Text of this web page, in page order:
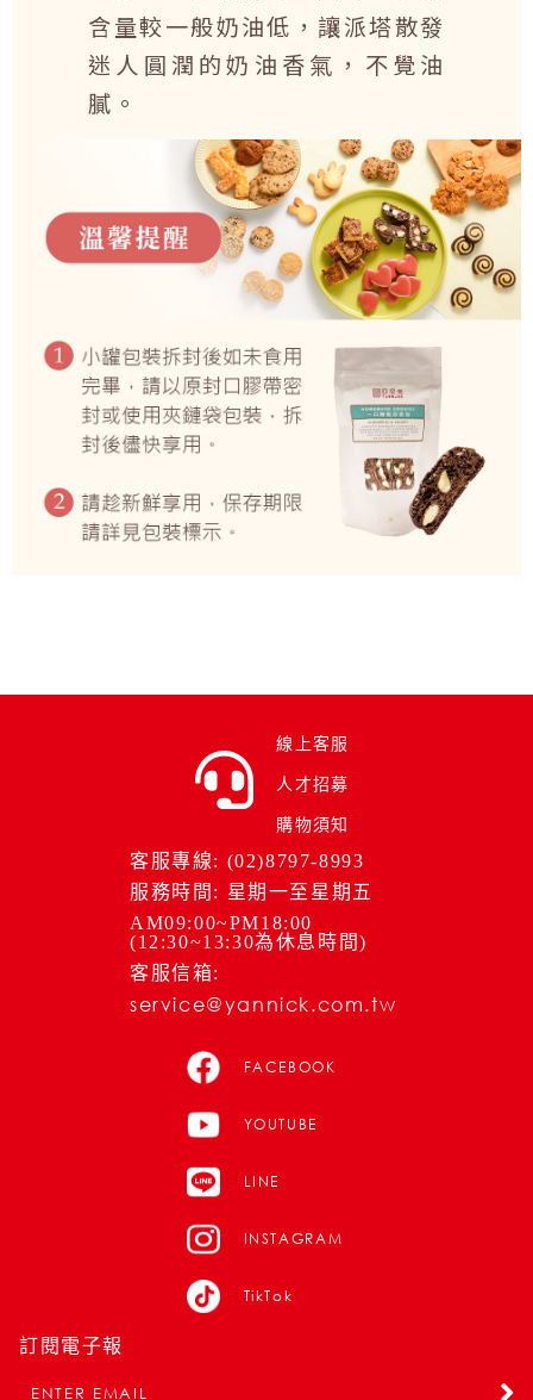
含量較一般奶油低，讓派塔散發
迷人圓潤的奶油香氣，不覺油
膩。
線上客服
人才招募
購物須知
客服專線: (02)8797-8993
服務時間: 星期一至星期五
AM09:00~PM18:00
(12:30~13:30為休息時間)
客服信箱:
service@yannick.com.tw
FACEBOOK
YOUTUBE
LINE
INSTAGRAM
TikTok
訂閱電子報